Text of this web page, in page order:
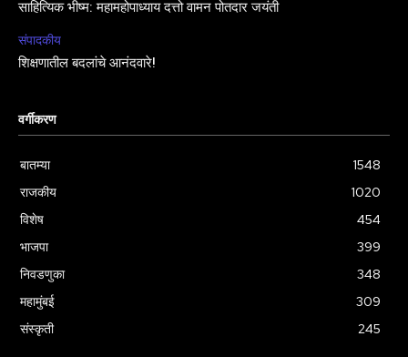
साहित्यिक भीष्म: महामहोपाध्याय दत्तो वामन पोतदार जयंती
संपादकीय
शिक्षणातील बदलांचे आनंदवारे!
वर्गीकरण
बातम्या
1548
राजकीय
1020
विशेष
454
भाजपा
399
निवडणुका
348
महामुंबई
309
संस्कृती
245